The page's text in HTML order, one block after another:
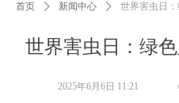
世界害虫日：绿
首页 ꄲ 新闻中心 ꄲ 世界害虫日
2025年6月6日 11:21